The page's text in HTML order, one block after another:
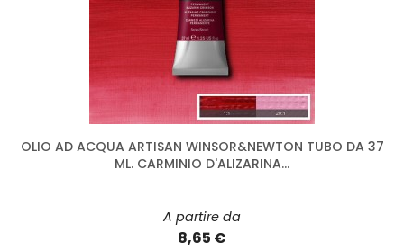
OLIO AD ACQUA ARTISAN WINSOR&NEWTON TUBO DA 37
ML. CARMINIO D'ALIZARINA...
A partire da
8,65 €